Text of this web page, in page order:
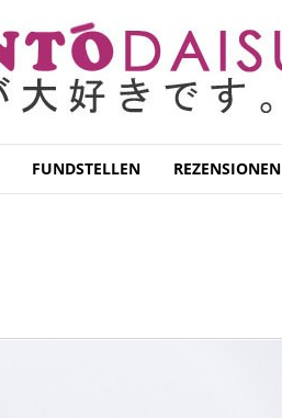
FUNDSTELLEN REZENSIONEN